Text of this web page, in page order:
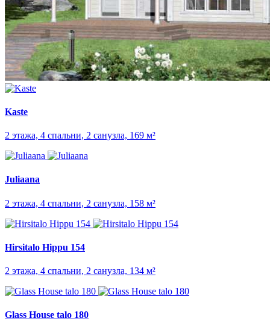
Kaste
2 этажа, 4 спальни, 2 санузла, 169 м²
Juliaana
2 этажа, 4 спальни, 2 санузла, 158 м²
Hirsitalo Hippu 154
2 этажа, 4 спальни, 2 санузла, 134 м²
Glass House talo 180